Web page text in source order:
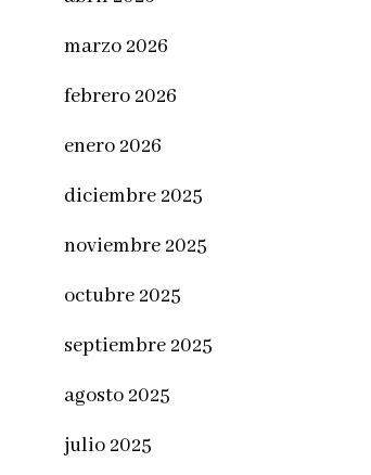
marzo 2026
febrero 2026
enero 2026
diciembre 2025
noviembre 2025
octubre 2025
septiembre 2025
agosto 2025
julio 2025